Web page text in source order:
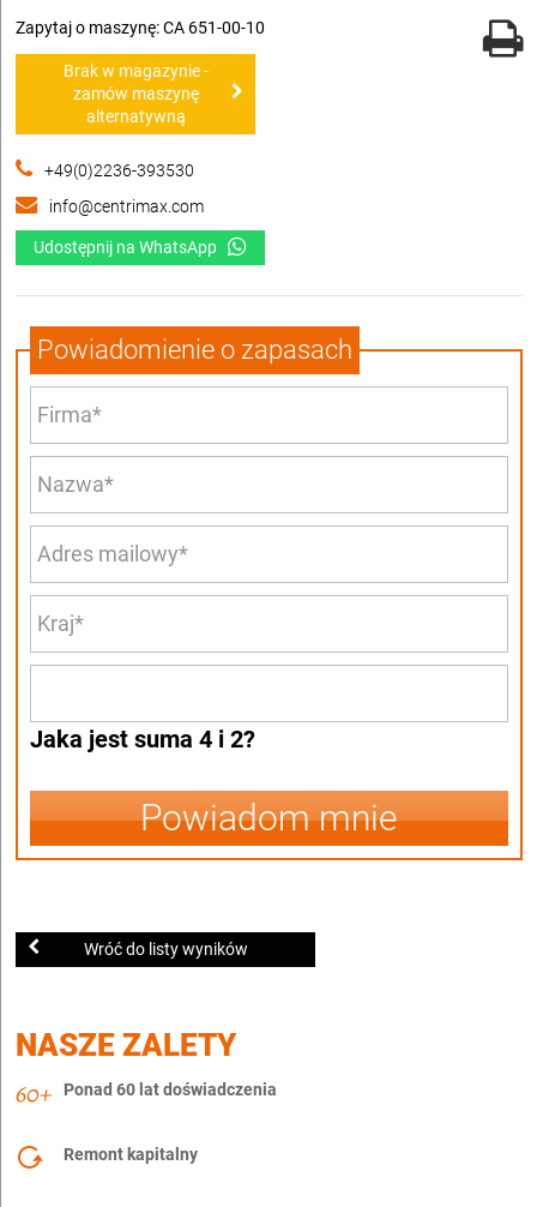
Zapytaj o maszynę: CA 651-00-10
Brak w magazynie -
zamów maszynę
alternatywną
+49(0)2236-393530
info@centrimax.com
Udostępnij na WhatsApp
Powiadomienie o zapasach
Jaka jest suma 4 i 2?
Powiadom mnie
Wróć do listy wyników
NASZE ZALETY
Ponad 60 lat doświadczenia
Remont kapitalny